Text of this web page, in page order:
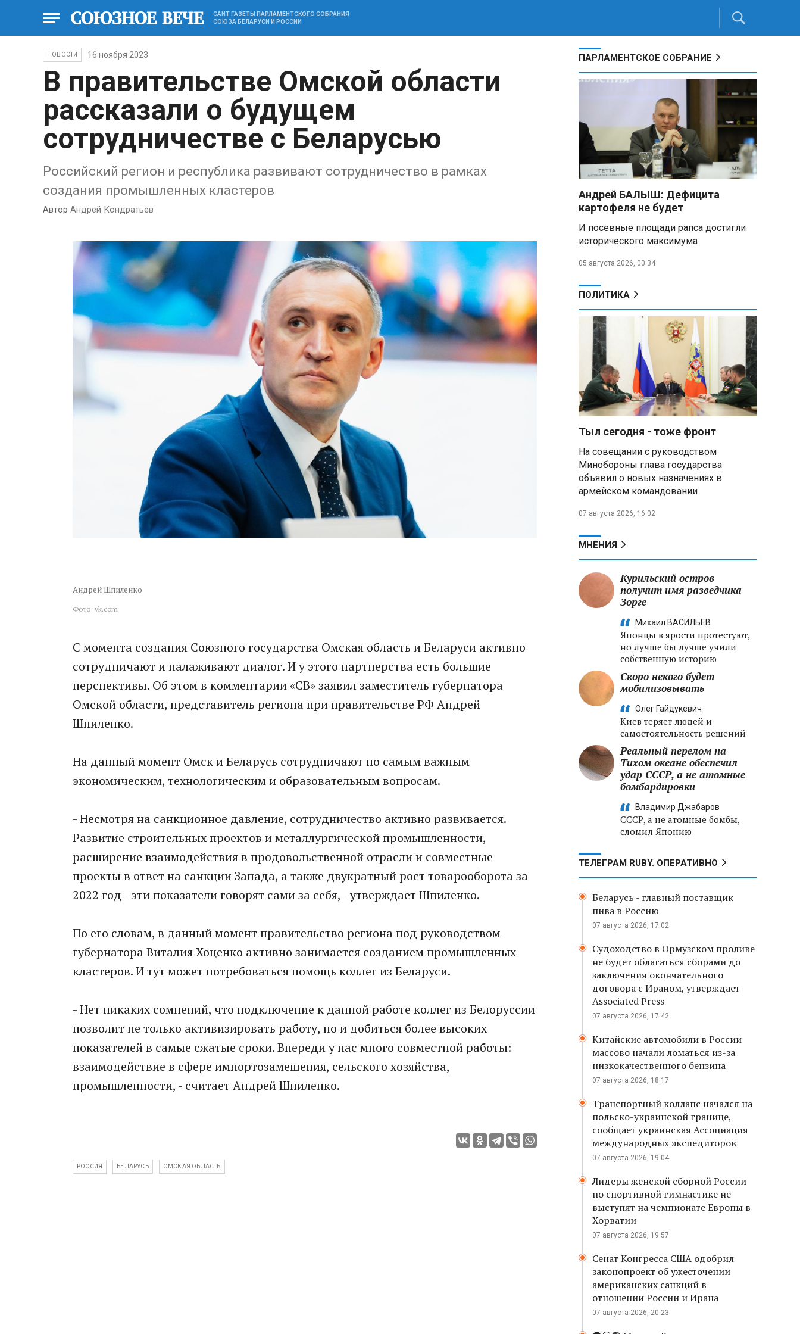
САЙТ ГАЗЕТЫ ПАРЛАМЕНТСКОГО СОБРАНИЯ
СОЮЗА БЕЛАРУСИ И РОССИИ
НОВОСТИ 16 ноября 2023
В правительстве Омской области
рассказали о будущем
сотрудничестве с Беларусью
Российский регион и республика развивают сотрудничество в рамках
создания промышленных кластеров
Автор Андрей Кондратьев
Андрей Шпиленко
Фото: vk.com
С момента создания Союзного государства Омская область и Беларуси активно
сотрудничают и налаживают диалог. И у этого партнерства есть большие
перспективы. Об этом в комментарии «СВ» заявил заместитель губернатора
Омской области, представитель региона при правительстве РФ Андрей
Шпиленко.
На данный момент Омск и Беларусь сотрудничают по самым важным
экономическим, технологическим и образовательным вопросам.
- Несмотря на санкционное давление, сотрудничество активно развивается.
Развитие строительных проектов и металлургической промышленности,
расширение взаимодействия в продовольственной отрасли и совместные
проекты в ответ на санкции Запада, а также двукратный рост товарооборота за
2022 год - эти показатели говорят сами за себя, - утверждает Шпиленко.
По его словам, в данный момент правительство региона под руководством
губернатора Виталия Хоценко активно занимается созданием промышленных
кластеров. И тут может потребоваться помощь коллег из Беларуси.
- Нет никаких сомнений, что подключение к данной работе коллег из Белоруссии
позволит не только активизировать работу, но и добиться более высоких
показателей в самые сжатые сроки. Впереди у нас много совместной работы:
взаимодействие в сфере импортозамещения, сельского хозяйства,
промышленности, - считает Андрей Шпиленко.
РОССИЯ БЕЛАРУСЬ ОМСКАЯ ОБЛАСТЬ
ПАРЛАМЕНТСКОЕ СОБРАНИЕ
Андрей БАЛЫШ: Дефицита
картофеля не будет
И посевные площади рапса достигли
исторического максимума
05 августа 2026, 00:34
ПОЛИТИКА
Тыл сегодня - тоже фронт
На совещании с руководством
Минобороны глава государства
объявил о новых назначениях в
армейском командовании
07 августа 2026, 16:02
МНЕНИЯ
Курильский остров
получит имя разведчика
Зорге
Михаил ВАСИЛЬЕВ
Японцы в ярости протестуют,
но лучше бы лучше учили
собственную историю
Скоро некого будет
мобилизовывать
Олег Гайдукевич
Киев теряет людей и
самостоятельность решений
Реальный перелом на
Тихом океане обеспечил
удар СССР, а не атомные
бомбардировки
Владимир Джабаров
СССР, а не атомные бомбы,
сломил Японию
ТЕЛЕГРАМ RUBY. ОПЕРАТИВНО
Беларусь - главный поставщик
пива в Россию
07 августа 2026, 17:02
Судоходство в Ормузском проливе
не будет облагаться сборами до
заключения окончательного
договора с Ираном, утверждает
Associated Press
07 августа 2026, 17:42
Китайские автомобили в России
массово начали ломаться из-за
низкокачественного бензина
07 августа 2026, 18:17
Транспортный коллапс начался на
польско-украинской границе,
сообщает украинская Ассоциация
международных экспедиторов
07 августа 2026, 19:04
Лидеры женской сборной России
по спортивной гимнастике не
выступят на чемпионате Европы в
Хорватии
07 августа 2026, 19:57
Сенат Конгресса США одобрил
законопроект об ужесточении
американских санкций в
отношении России и Ирана
07 августа 2026, 20:23